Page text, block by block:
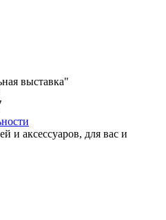
выставка"
и аксессуаров, для вас и